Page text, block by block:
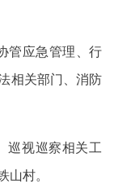
应急管理、行
相关部门、消防
巡视巡察相关工
村。